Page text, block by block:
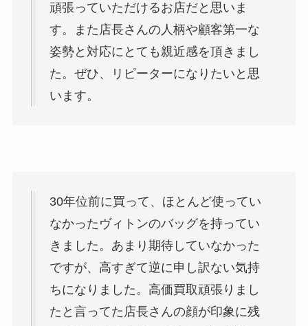
頑張っていただけるお店だと思いま
す。また店長さんの人柄や顧客第一な
姿勢と対応にとても親近感を頂きまし
た。ぜひ、リピーターになりたいと思
います。
30年位前に買って、ほとんど使ってい
なかったヴィトンのバッグを持ってい
きました。あまり期待していなかった
ですが、高すぎて逆に申し訳ない気持
ちになりました。高価買取頑張りまし
たと言ってた店長さんの顔が印象に残